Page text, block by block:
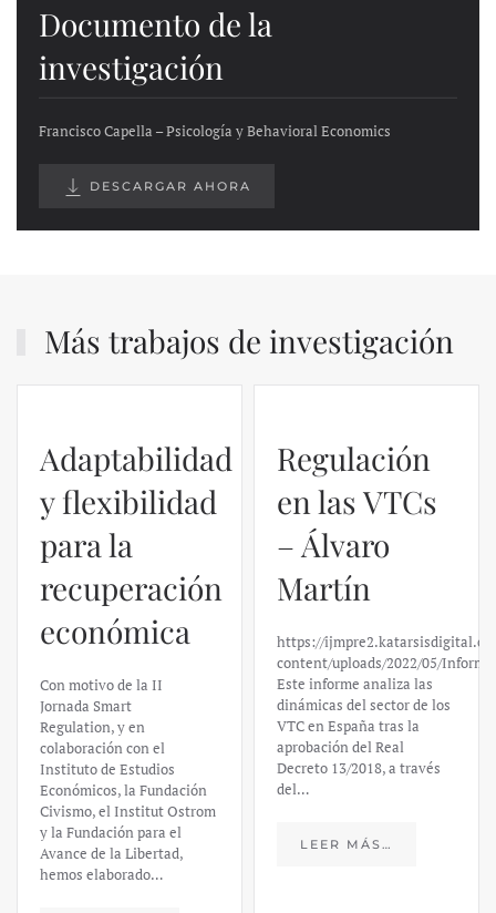
Documento de la
investigación
Francisco Capella – Psicología y Behavioral Economics
DESCARGAR AHORA
Más trabajos de investigación
Adaptabilidad
y flexibilidad
para la
recuperación
económica
Con motivo de la II
Jornada Smart
Regulation, y en
colaboración con el
Instituto de Estudios
Económicos, la Fundación
Civismo, el Institut Ostrom
y la Fundación para el
Avance de la Libertad,
hemos elaborado…
Regulación
en las VTCs
– Álvaro
Martín
https://
content/uploads/2022/05/
Este informe analiza las
dinámicas del sector de los
VTC en España tras la
aprobación del Real
Decreto 13/2018, a través
del…
LEER MÁS…